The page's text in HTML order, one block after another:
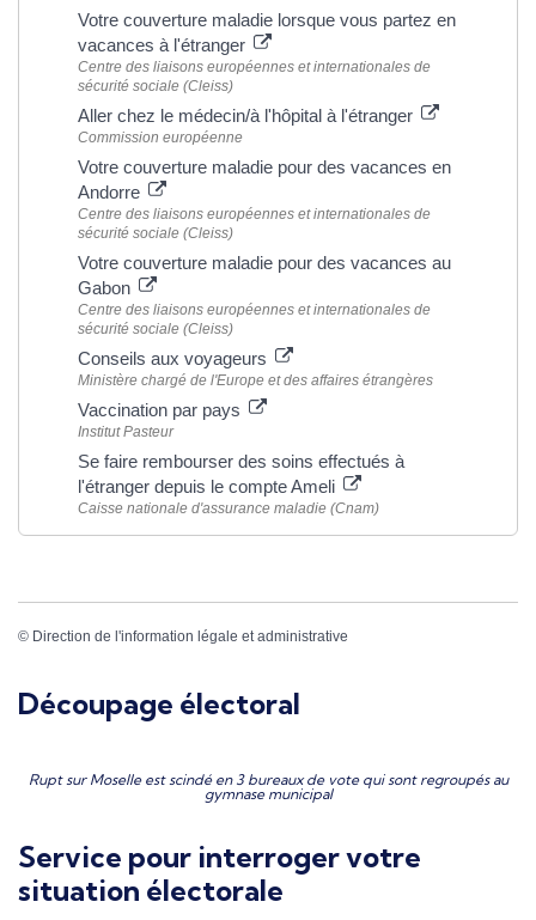
Votre couverture maladie lorsque vous partez en
vacances à l'étranger
Centre des liaisons européennes et internationales de
sécurité sociale (Cleiss)
Aller chez le médecin/à l'hôpital à l'étranger
Commission européenne
Votre couverture maladie pour des vacances en
Andorre
Centre des liaisons européennes et internationales de
sécurité sociale (Cleiss)
Votre couverture maladie pour des vacances au
Gabon
Centre des liaisons européennes et internationales de
sécurité sociale (Cleiss)
Conseils aux voyageurs
Ministère chargé de l'Europe et des affaires étrangères
Vaccination par pays
Institut Pasteur
Se faire rembourser des soins effectués à
l'étranger depuis le compte Ameli
Caisse nationale d'assurance maladie (Cnam)
© Direction de l'information légale et administrative
Découpage électoral
Rupt sur Moselle est scindé en 3 bureaux de vote qui sont regroupés au
gymnase municipal
Service pour interroger votre
situation électorale